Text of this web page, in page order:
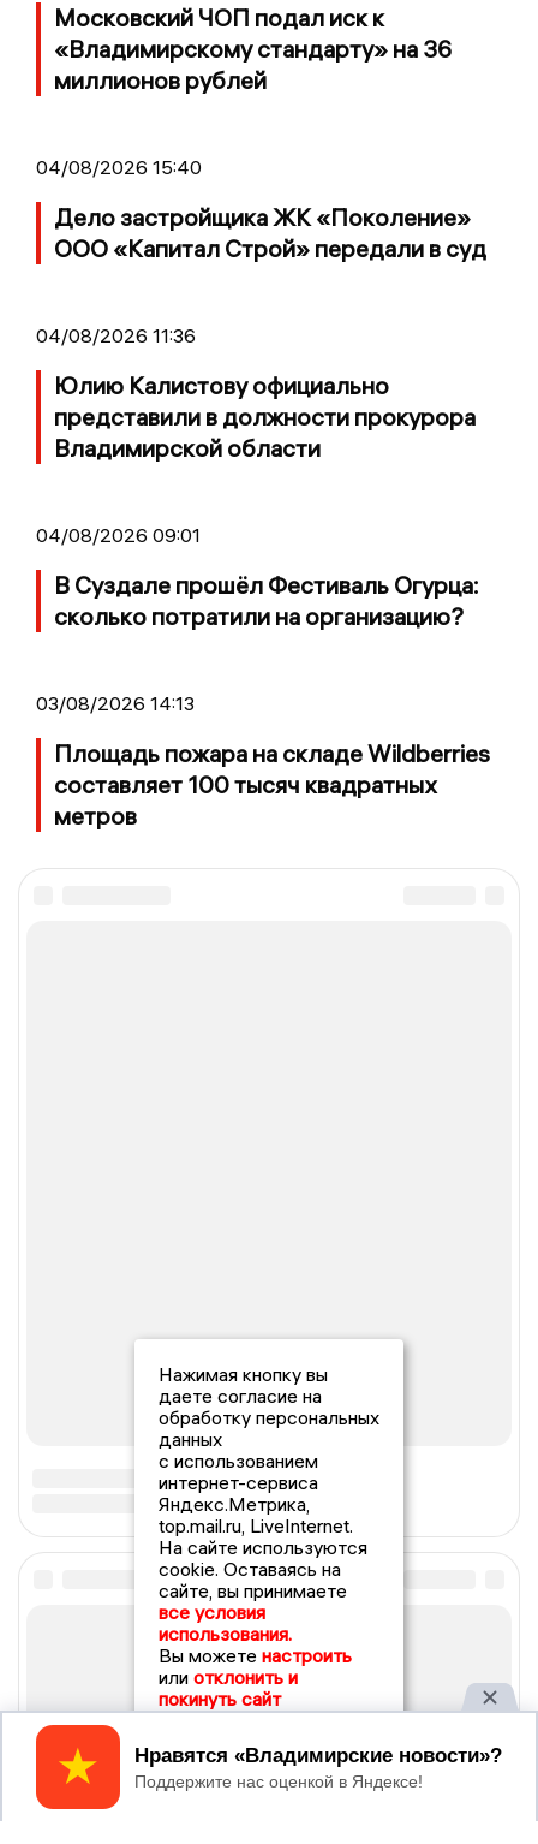
Московский ЧОП подал иск к
«Владимирскому стандарту» на 36
миллионов рублей
04/08/2026 15:40
Дело застройщика ЖК «Поколение»
ООО «Капитал Строй» передали в суд
04/08/2026 11:36
Юлию Калистову официально
представили в должности прокурора
Владимирской области
04/08/2026 09:01
В Суздале прошёл Фестиваль Огурца:
сколько потратили на организацию?
03/08/2026 14:13
Площадь пожара на складе Wildberries
составляет 100 тысяч квадратных
метров
Нажимая кнопку вы
даете согласие на
обработку персональных
данных
с использованием
интернет-сервиса
Яндекс.Метрика,
top.mail.ru, LiveInternet.
На сайте используются
cookie. Оставаясь на
сайте, вы принимаете
все условия
использования.
Вы можете настроить
или отклонить и
покинуть сайт
Принять